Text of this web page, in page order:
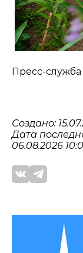
Пресс-
Создано:
Дата
06.08.2026